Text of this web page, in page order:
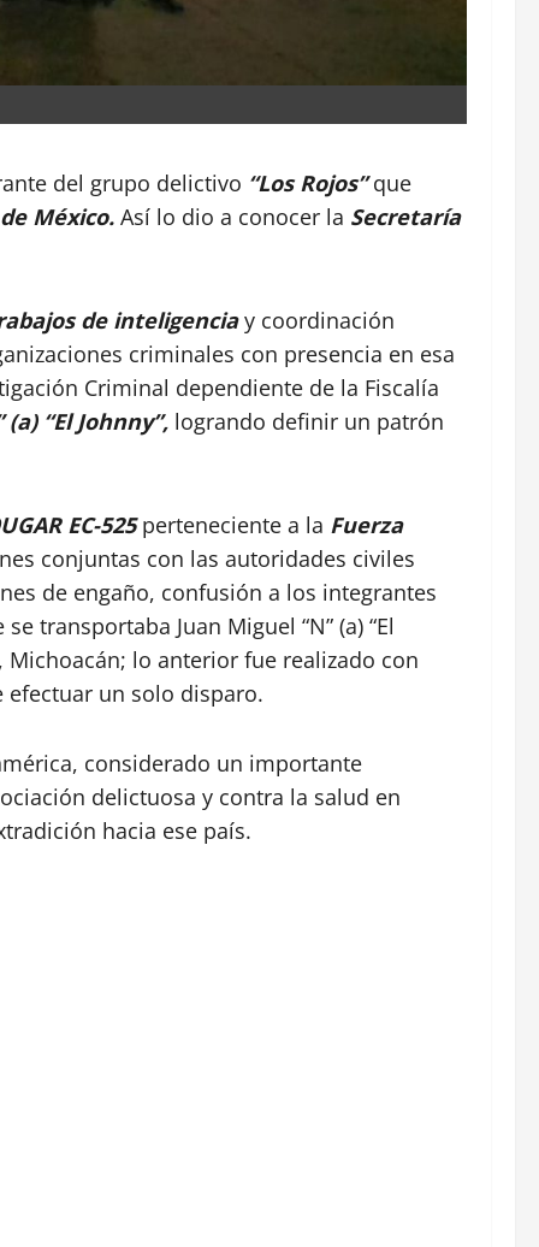
del grupo delictivo “Los Rojos”que
México. Así lo dio a conocer la Secretaría
de inteligenciay coordinación
criminales con presencia en esa
Criminal dependiente de la Fiscalía
“El Johnny”, logrando definir un patrón
EC-525perteneciente a la Fuerza
conjuntas con las autoridades civiles
de engaño, confusión a los integrantes
transportaba Juan Miguel “N” (a) “El
lo anterior fue realizado con
efectuar un solo disparo.
considerado un importante
delictuosa y contra la salud en
hacia ese país.